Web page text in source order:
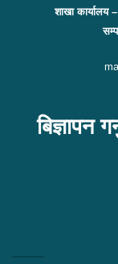
शाखा कार्यालय
बिज्ञापन